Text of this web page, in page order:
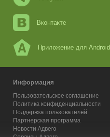
Вконтакте
Приложение для Android
Информация
Пользовательское соглашение
Политика конфиденциальности
Поддержка пользователей
Партнерская программа
Новости Адвего